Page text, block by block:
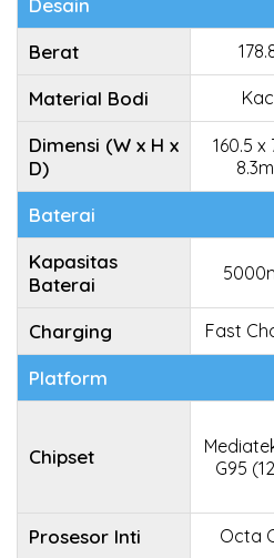
Desain
Berat
Material Bodi
Dimensi (W x H x
D)
160.5 x
Baterai
Kapasitas
Baterai
Charging Fast
Platform
Chipset
G95
Prosesor Inti Octa